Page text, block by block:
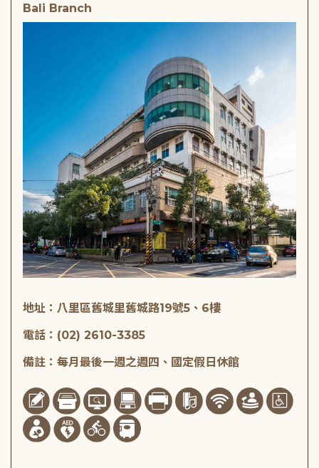
Bali Branch
地址：八里區舊城里舊城路19號5、6樓
電話：(02) 2610-3385
備註：每月最後一週之週四、國定假日休館